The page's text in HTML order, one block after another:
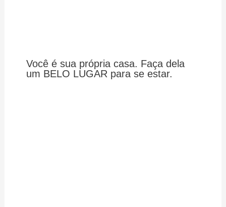
Você é sua própria casa. Faça dela
um BELO LUGAR para se estar.